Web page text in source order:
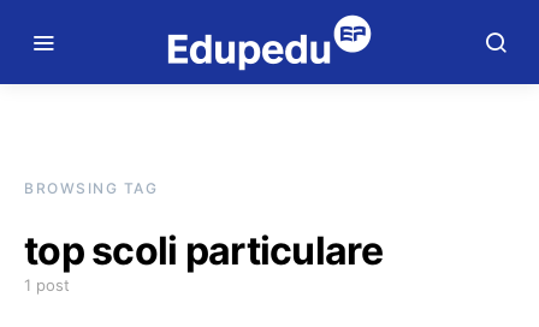
BROWSING TAG
top scoli particulare
1 post